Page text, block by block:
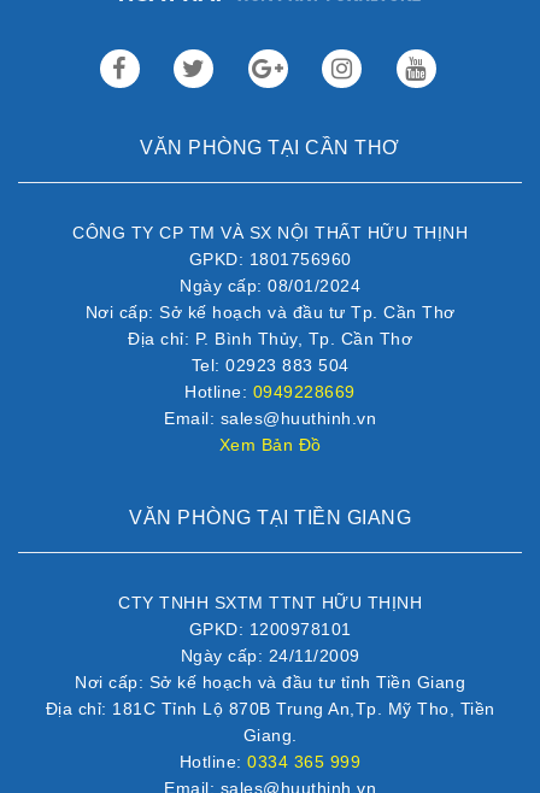
VĂN PHÒNG TẠI CẦN THƠ
CÔNG TY CP TM VÀ SX NỘI THẤT HỮU THỊNH
GPKD: 1801756960
Ngày cấp: 08/01/2024
Nơi cấp: Sở kế hoạch và đầu tư Tp. Cần Thơ
Địa chỉ: P. Bình Thủy, Tp. Cần Thơ
Tel: 02923 883 504
Hotline: 0949228669
Email: sales@huuthinh.vn
Xem Bản Đồ
VĂN PHÒNG TẠI TIỀN GIANG
CTY TNHH SXTM TTNT HỮU THỊNH
GPKD: 1200978101
Ngày cấp: 24/11/2009
Nơi cấp: Sở kế hoạch và đầu tư tỉnh Tiền Giang
Địa chỉ: 181C Tỉnh Lộ 870B Trung An,Tp. Mỹ Tho, Tiền
Giang.
Hotline:0334 365 999
Email: sales@huuthinh.vn